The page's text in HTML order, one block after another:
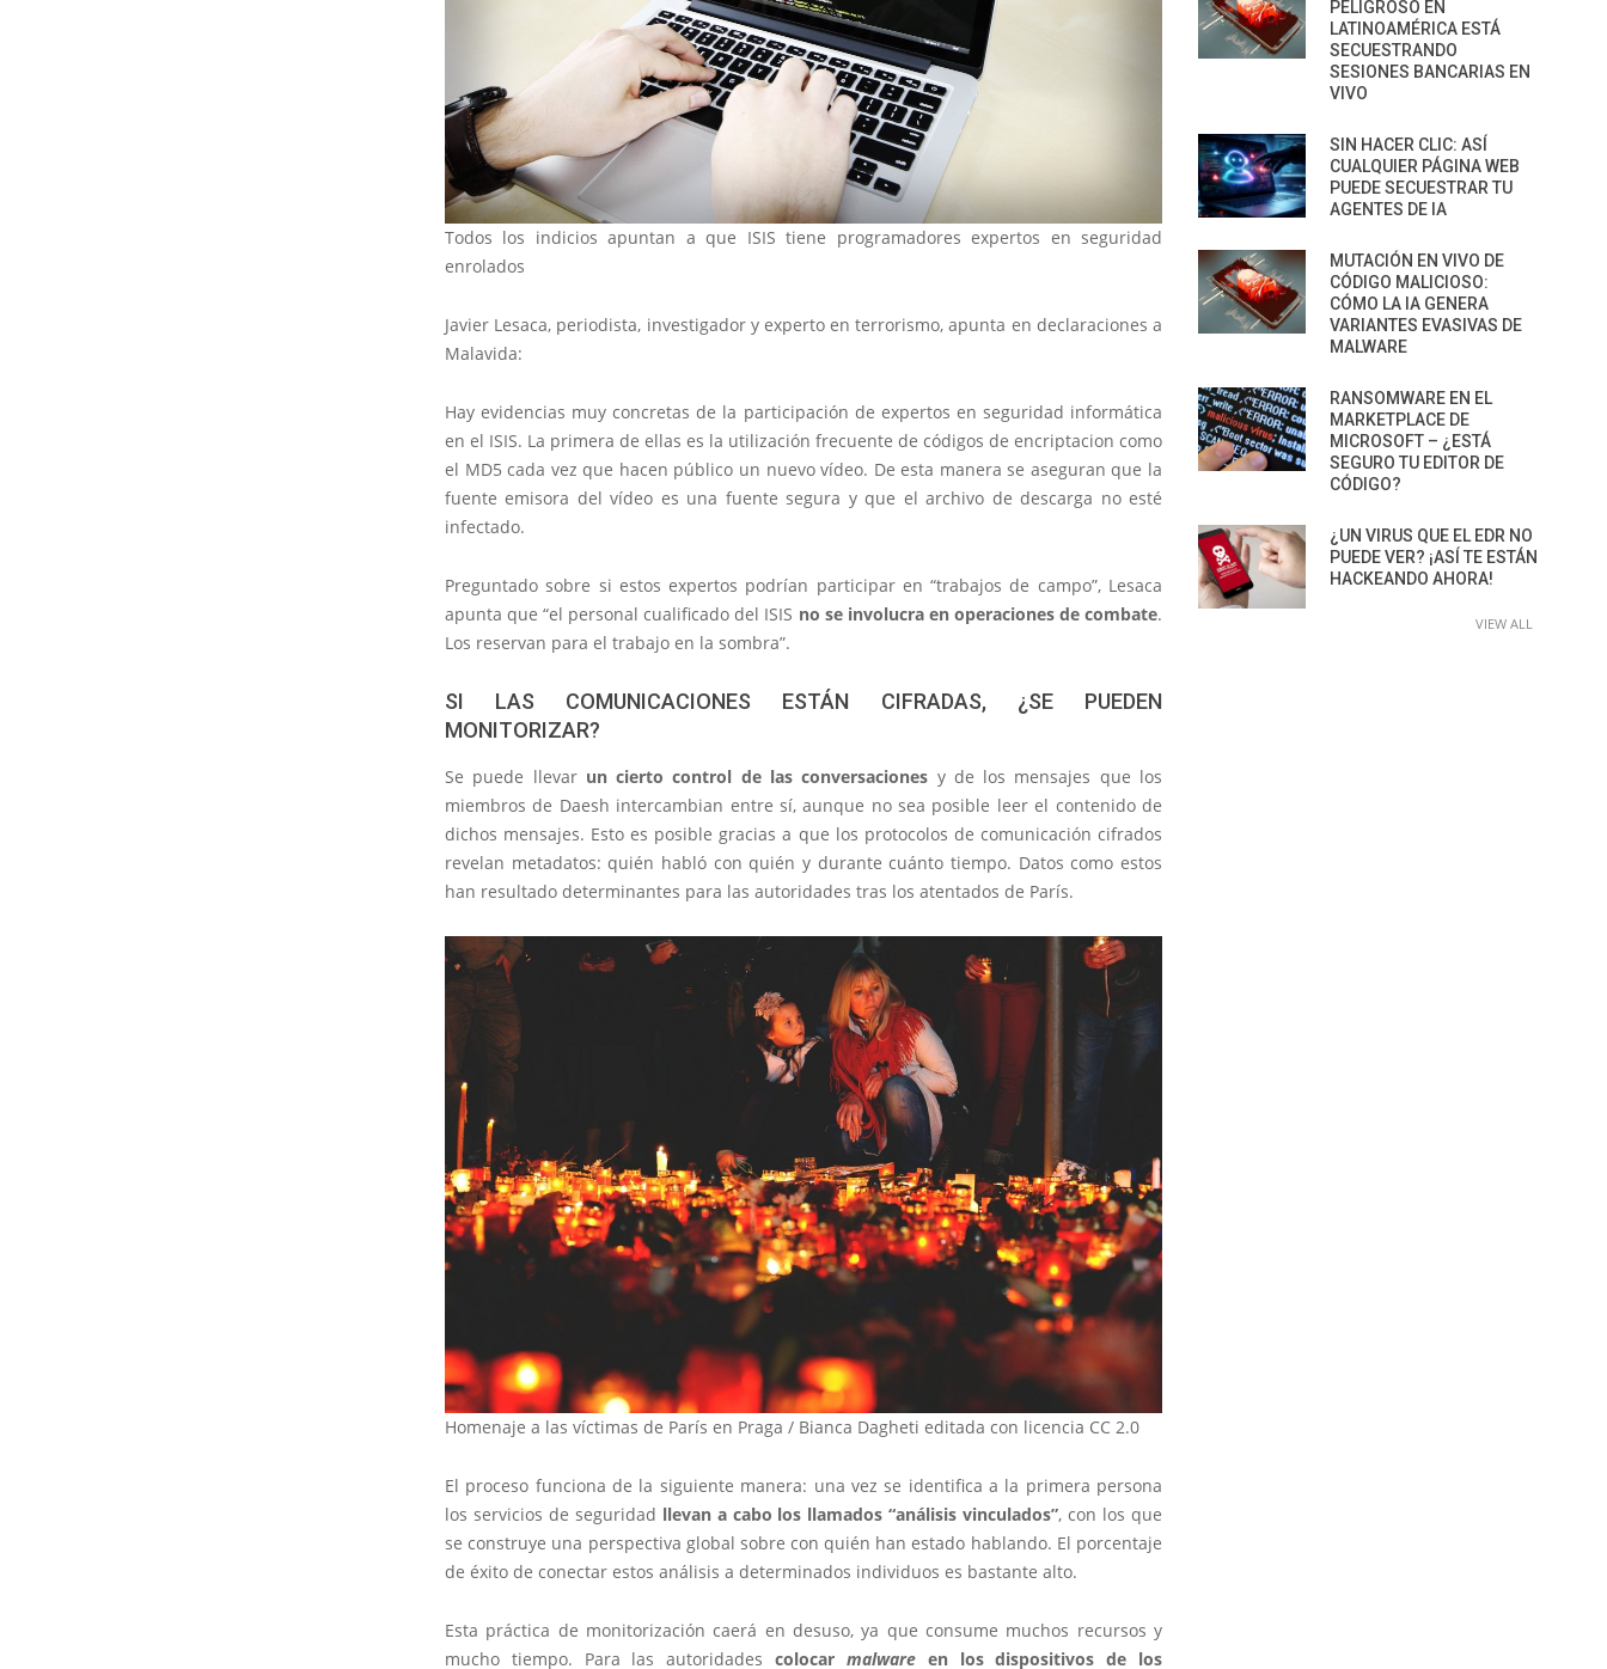
Todos los indicios apuntan a que ISIS tiene programadores expertos en seguridad
enrolados
Javier Lesaca, periodista, investigador y experto en terrorismo, apunta en declaraciones a
Malavida:
Hay evidencias muy concretas de la participación de expertos en seguridad informática
en el ISIS. La primera de ellas es la utilización frecuente de códigos de encriptacion como
el MD5 cada vez que hacen público un nuevo vídeo. De esta manera se aseguran que la
fuente emisora del vídeo es una fuente segura y que el archivo de descarga no esté
infectado.
Preguntado sobre si estos expertos podrían participar en “trabajos de campo”, Lesaca
apunta que “el personal cualificado del ISIS no se involucra en operaciones de combate.
Los reservan para el trabajo en la sombra”.
SI LAS COMUNICACIONES ESTÁN CIFRADAS, ¿SE PUEDEN
MONITORIZAR?
Se puede llevar un cierto control de las conversaciones y de los mensajes que los
miembros de Daesh intercambian entre sí, aunque no sea posible leer el contenido de
dichos mensajes. Esto es posible gracias a que los protocolos de comunicación cifrados
revelan metadatos: quién habló con quién y durante cuánto tiempo. Datos como estos
han resultado determinantes para las autoridades tras los atentados de París.
Homenaje a las víctimas de París en Praga / Bianca Dagheti editada con licencia CC 2.0
El proceso funciona de la siguiente manera: una vez se identifica a la primera persona
los servicios de seguridad llevan a cabo los llamados “análisis vinculados”, con los que
se construye una perspectiva global sobre con quién han estado hablando. El porcentaje
de éxito de conectar estos análisis a determinados individuos es bastante alto.
Esta práctica de monitorización caerá en desuso, ya que consume muchos recursos y
mucho tiempo. Para las autoridadescolocar malwareen los dispositivos de los
PELIGROSO EN
LATINOAMÉRICA ESTÁ
SECUESTRANDO
SESIONES BANCARIAS EN
VIVO
SIN HACER CLIC: ASÍ
CUALQUIER PÁGINA WEB
PUEDE SECUESTRAR TU
AGENTES DE IA
MUTACIÓN EN VIVO DE
CÓDIGO MALICIOSO:
CÓMO LA IA GENERA
VARIANTES EVASIVAS DE
MALWARE
RANSOMWARE EN EL
MARKETPLACE DE
MICROSOFT – ¿ESTÁ
SEGURO TU EDITOR DE
CÓDIGO?
¿UN VIRUS QUE EL EDR NO
PUEDE VER? ¡ASÍ TE ESTÁN
HACKEANDO AHORA!
VIEW ALL